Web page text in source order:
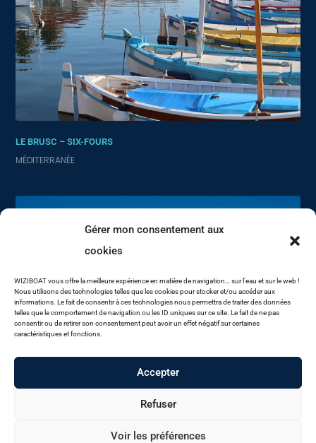
Gérer mon consentement aux
cookies
WIZIBOAT vous offre la meilleure expérience en matière de navigation… sur l'eau et sur le web !
Nous utilisons des technologies telles que les cookies pour stocker et/ou accéder aux
informations. Le fait de consentir à ces technologies nous permettra de traiter des données
telles que le comportement de navigation ou les ID uniques sur ce site. Le fait de ne pas
consentir ou de retirer son consentement peut avoir un effet négatif sur certaines
caractéristiques et fonctions.
Accepter
Refuser
Voir les préférences
LE BRUSC – SIX-FOURS
MÉDITERRANÉE